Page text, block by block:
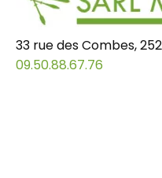
33 rue des Combes,
09.50.88.67.76